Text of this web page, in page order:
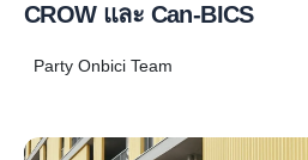
CROW และ Can-BICS
Party Onbici Team